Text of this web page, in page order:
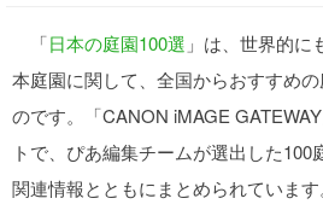
「日本の庭園100選 」は、世界的に
本庭園に関して、全国からおすすめ
のです。「CANON iMAGE
トで、ぴあ編集チームが選出した100
関連情報とともにまとめられています